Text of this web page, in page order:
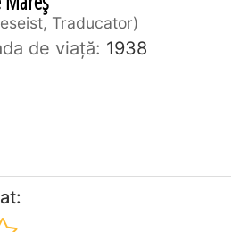
Traducator
de viaţă: 1938